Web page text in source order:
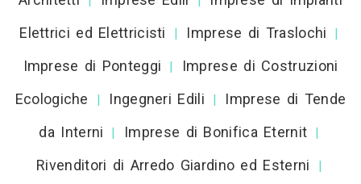
Elettrici ed Elettricisti
| Imprese di Traslochi |
Imprese di Ponteggi |
Imprese di Costruzioni
Ecologiche
| Ingegneri Edili |
Imprese di Tende
da Interni
| Imprese di Bonifica Eternit |
Rivenditori di Arredo Giardino ed Esterni |